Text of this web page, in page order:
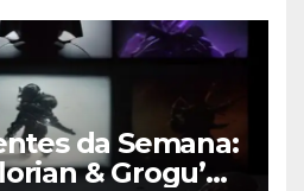
da Semana:
& Grogu’